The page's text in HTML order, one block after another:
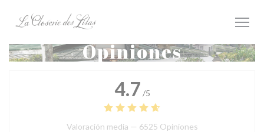
Opiniones
4.7 /5
Valoración media — 6525 Opiniones